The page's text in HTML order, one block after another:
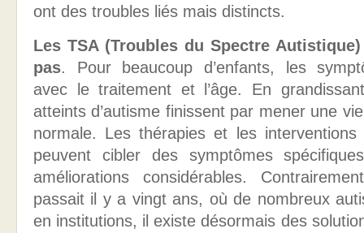
ont des troubles liés mais distincts.
Les TSA (Troubles du Spectre
pas. Pour beaucoup d’enfants, les
avec le traitement et l’âge. En
atteints d’autisme finissent par mener une
normale. Les thérapies et les interventions
peuvent cibler des symptômes
améliorations considérables.
passait il y a vingt ans, où de nombreux
en institutions, il existe désormais des